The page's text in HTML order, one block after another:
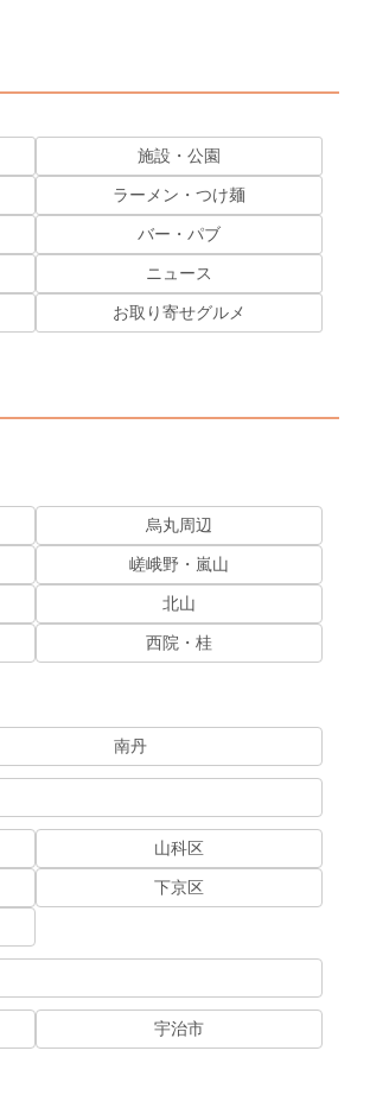
施設・公園
ラーメン・つけ麺
バー・パブ
ニュース
お取り寄せグルメ
烏丸周辺
嵯峨野・嵐山
北山
西院・桂
南丹
山科区
下京区
宇治市